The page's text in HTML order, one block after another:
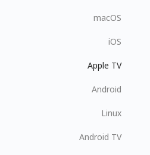
macOS
iOS
Apple TV
Android
Linux
Android TV